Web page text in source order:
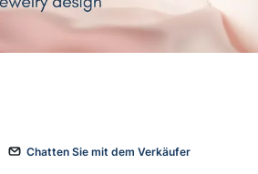
Chatten Sie mit dem Verkäufer